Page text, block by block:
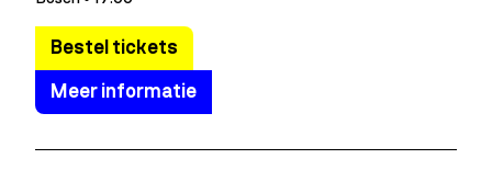
Bestel tickets
Meer informatie